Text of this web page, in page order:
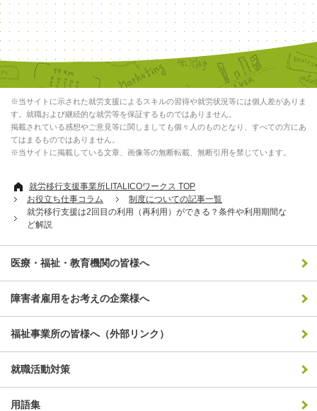
※当サイトに示された就労支援によるスキルの習得や就労状況等には個人差がありま
す。就職および継続的な就労等を保証するものではありません。
掲載されている感想やご意見等に関しましても個々人のものとなり、すべての方にあ
てはまるものではありません。
※当サイトに掲載している文章、画像等の無断転載、無断引用を禁じています。
就労移行支援事業所LITALICOワークス TOP
お役立ち仕事コラム
制度についての記事一覧
就労移行支援は2回目の利用（再利用）ができる？条件や利用期間な
ど解説
医療・福祉・教育機関の皆様へ
障害者雇用をお考えの企業様へ
福祉事業所の皆様へ（外部リンク）
就職活動対策
用語集